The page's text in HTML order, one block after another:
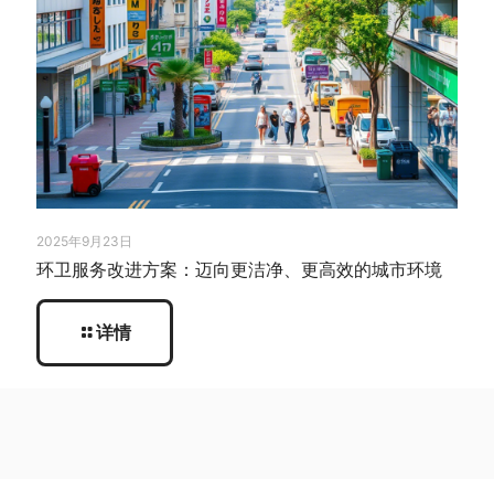
2025年9月23日
环卫服务改进方案：迈向更洁净、更高效的城市环境
详情